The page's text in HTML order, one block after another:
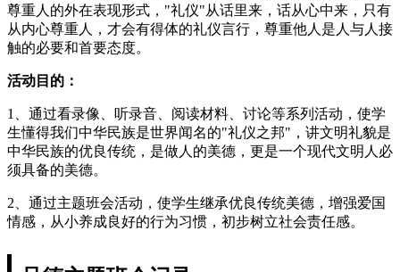
尊重人的外在表现形式，"礼仪"从话里来，话从心中来，只有
从内心尊重人，才会有得体的礼仪言行，尊重他人是人与人接
触的必要和首要态度。
活动目的：
1、通过看录像、听录音、阅读材料、讨论等系列活动，使学
生懂得我们中华民族是世界闻名的"礼仪之邦"，讲文明礼貌是
中华民族的优良传统，是做人的美德，更是一个现代文明人必
须具备的美德。
2、通过主题班会活动，使学生继承优良传统美德，增强爱国
情感，从小养成良好的行为习惯，初步树立社会责任感。